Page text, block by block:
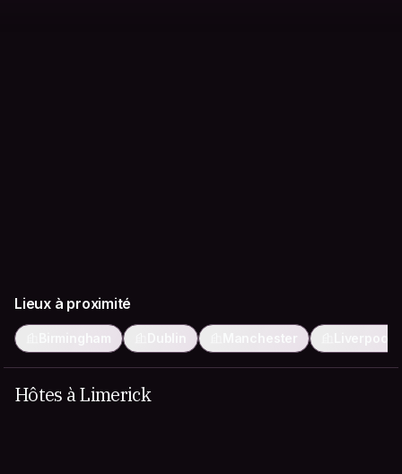
Lieux à proximité
Birmingham Dublin Manchester Liverpool
Hôtes à Limerick